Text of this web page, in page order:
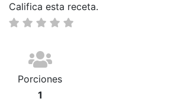
Califica esta receta.
Porciones
1